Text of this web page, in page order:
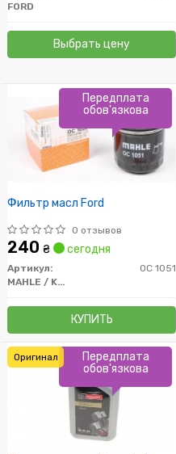
FORD
Выбрать цену
Фильтр масл Ford
0 отзывов
240 ₴ сегодня
Артикул:
OC 1051
MAHLE / KNECHT
КУПИТЬ
Передплата
обов'язкова
Передплата
обов'язкова
Оригинал